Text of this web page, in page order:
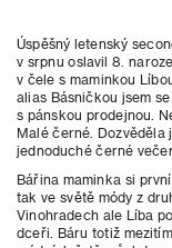
Úspěšný letenský
v srpnu oslavil 8.
v čele s maminkou
alias Básničkou jsem
s pánskou prodejnou.
Malé černé. Dozvěděla
jednoduché černé
Bářina maminka si
tak ve světě módy z
Vinohradech ale Líba
dceři. Báru totiž